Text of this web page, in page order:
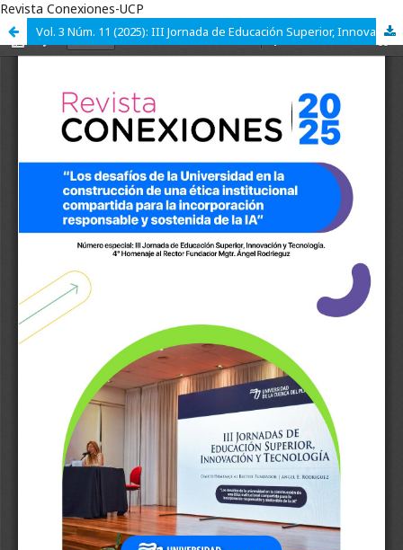
Revista Conexiones-UCP
Vol. 3 Núm. 11 (2025): III Jornada de Educación Superior, Innovación y Tecnología